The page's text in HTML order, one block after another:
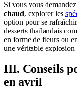
Si vous vous demandez
chaud, explorer les
option pour se
desserts thaïlandais
en forme de fleurs ou
une véritable explosion
III. Conseils
en avril